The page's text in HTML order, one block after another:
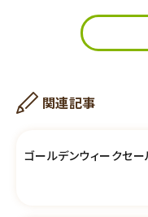
関連記事
ゴールデンウィークセー